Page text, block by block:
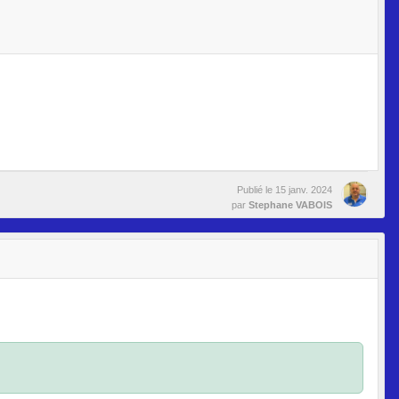
Publié le 15 janv. 2024
par Stephane VABOIS